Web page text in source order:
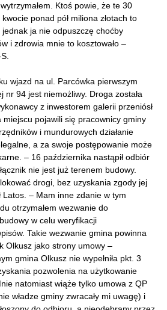
Ktoś powie, że te 30
ponad pół miliona złotach to
jednak ja nie odpuszczę choćby
i zdrowia mnie to kosztowało –
wjazd na ul. Parcówka pierwszym
nr 94 jest niemożliwy. Droga została
z inwestorem galerii przeniósł
miejscu pojawili się pracownicy gminy
i mundurowych działanie
a za swoje postępowanie może
– 16 października nastąpił odbiór
nie jest już terenem budowy.
drogi, bez uzyskania zgody jej
Latos. – Mam inne zdanie w tym
otrzymałem wezwanie do
w celu weryfikacji
Takie wezwanie gmina powinna
Olkusz jako strony umowy –
gmina Olkusz nie wypełniła pkt. 3
pozwolenia na użytkowanie
natomiast wiąże tylko umowa z QP
władze gminy zwracały mi uwagę) i